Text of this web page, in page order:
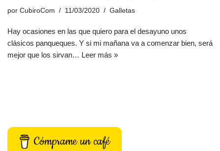
por CubiroCom 11/03/2020 Galletas
Hay ocasiones en las que quiero para el desayuno unos
clásicos panqueques. Y si mi mañana va a comenzar bien, será
mejor que los sirvan… Leer más »
Cómprame un café